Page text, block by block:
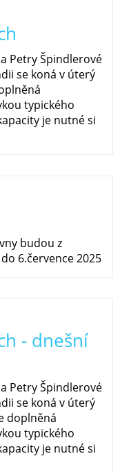
Petry Špindlerové
se koná v úterý
typického
je nutné si
budou z
6.července 2025
- dnešní
Petry Špindlerové
se koná v úterý
doplněná
typického
je nutné si